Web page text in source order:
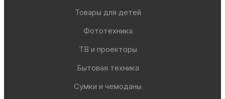
Товары для детей
Фототехника
ТВ и проекторы
Бытовая техника
Сумки и чемоданы